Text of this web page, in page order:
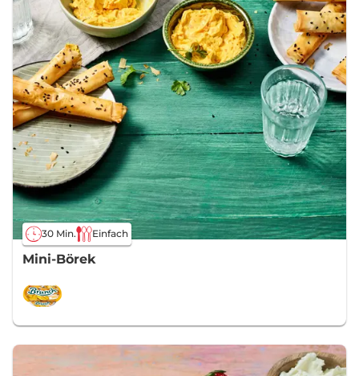
30 Min. Einfach
Mini-Börek